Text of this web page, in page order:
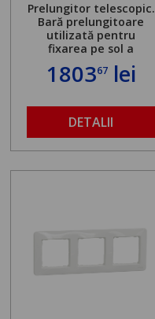
Prelungitor telescopic.
Bară prelungitoare
utilizată pentru
fixarea pe sol a
standului mașinii de
găurit în locul
maximă admisă de 500
kg și înălțime reglabilă
de la 1,8 la 2,9 m
180367lei
DETALII